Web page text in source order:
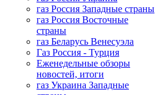
газ Россия Западные страны
газ Россия Восточные
страны
газ Беларусь Венесуэла
Газ Россия - Турция
Еженедельные обзоры
новостей, итоги
газ Украина Западные